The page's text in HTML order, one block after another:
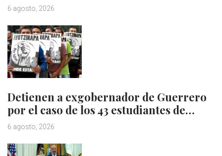
6 agosto, 2026
Detienen a exgobernador de Guerrero
por el caso de los 43 estudiantes de…
6 agosto, 2026